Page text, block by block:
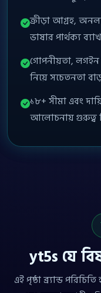
ক্রীড়া আগ্রহ,
ভাষার পার্থক্য
গোপনীয়তা, লগইন
নিয়ে সচেতনতা
১৮+ সীমা এবং
আলোচনায় গুরুত্ব
yt5s যে
এই পৃষ্ঠা ব্র্যান্ড